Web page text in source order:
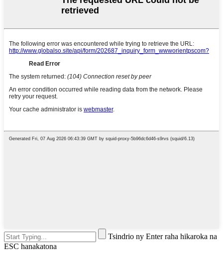
Tsindrio ny Enter raha hikaroka na
ESC hanakatona